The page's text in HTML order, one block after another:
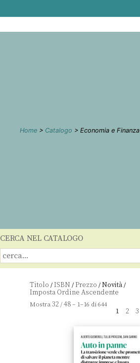
Home > Catalogo > Economia e Finanza
CERCA NEL CATALOGO
Titolo /ISBN /Prezzo /Novità/
Mostra32/48– 1–16 di 644
1 2 3